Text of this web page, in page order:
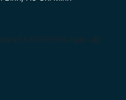
số: 0317607509, ngày cấp